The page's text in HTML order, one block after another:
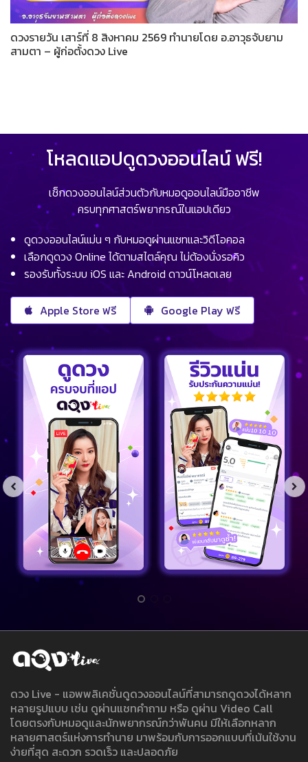
ดวงรายวัน เสาร์ที่ 8 สิงหาคม 2569 ทำนายโดย อ.อาวุธจับยาม
สามตา – ผู้ก่อตั้งดวง Live
โหลดแอปดูดวงออนไลน์ ฟรี!
เช็กดวงออนไลน์ส่วนตัวกับหมอดูออนไลน์มืออาชีพ
ครบทุกศาสตร์พยากรณ์ในแอปเดียว
ดูดวงออนไลน์แม่น ๆ กับหมอดูผ่านแชทและวิดีโอคอล
เลือกดูดวง Online ได้ตามสไตล์คุณ ไม่ต้องนั่งรอคิว
รองรับทั้งระบบ iOS และ Android ดาวน์โหลดเลย
Apple Store ฟรี Google Play ฟรี
ดวง Live - แอพพลิเคชั่นดูดวงออนไลน์ที่สามารถดูดวงได้หลาก
หลายรูปแบบ เช่น ดูผ่านแชทคำถาม หรือ ดูผ่าน Video Call
โดยตรงกับหมอดูและนักพยากรณ์กว่าพันคน มีให้เลือกหลาก
หลายศาสตร์แห่งการทำนาย มาพร้อมกับการออกแบบที่เน้นใช้งาน
ง่ายที่สุด สะดวก รวดเร็ว และปลอดภัย